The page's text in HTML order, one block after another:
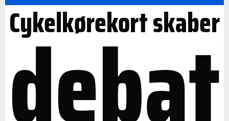
Cykelkørekort skaber
debat